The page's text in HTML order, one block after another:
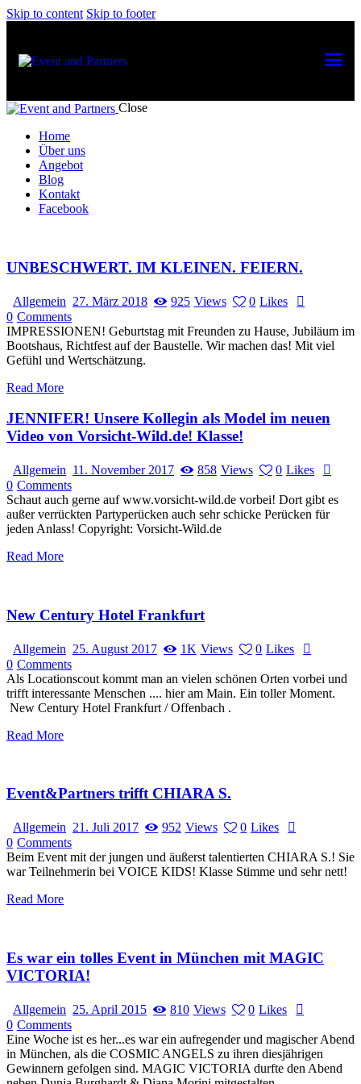
Skip to content Skip to footer
Close
Home
Über uns
Angebot
Blog
Kontakt
Facebook
UNBESCHWERT. IM KLEINEN. FEIERN.
Allgemein 27. März 2018 925 Views 0 Likes
0 Comments
IMPRESSIONEN! Geburtstag mit Freunden zu Hause, Jubiläum im
Bootshaus, Richtfest auf der Baustelle. Wir machen das! Mit viel
Gefühl und Wertschätzung.
Read More
JENNIFER! Unsere Kollegin als Model im neuen
Video von Vorsicht-Wild.de! Klasse!
Allgemein 11. November 2017 858 Views 0 Likes
0 Comments
Schaut auch gerne auf www.vorsicht-wild.de vorbei! Dort gibt es
außer verrückten Partyperücken auch sehr schicke Perücken für
jeden Anlass! Copyright: Vorsicht-Wild.de
Read More
New Century Hotel Frankfurt
Allgemein 25. August 2017 1K Views 0 Likes
0 Comments
Als Locationscout kommt man an vielen schönen Orten vorbei und
trifft interessante Menschen .... hier am Main. Ein toller Moment.
New Century Hotel Frankfurt / Offenbach .
Read More
Event&Partners trifft CHIARA S.
Allgemein 21. Juli 2017 952 Views 0 Likes
0 Comments
Beim Event mit der jungen und äußerst talentierten CHIARA S.! Sie
war Teilnehmerin bei VOICE KIDS! Klasse Stimme und sehr nett!
Read More
Es war ein tolles Event in München mit MAGIC
VICTORIA!
Allgemein 25. April 2015 810 Views 0 Likes
0 Comments
Eine Woche ist es her...es war ein aufregender und magischer Abend
in München, als die COSMIC ANGELS zu ihren diesjährigen
Gewinnern gefolgen sind. MAGIC VICTORIA durfte den Abend